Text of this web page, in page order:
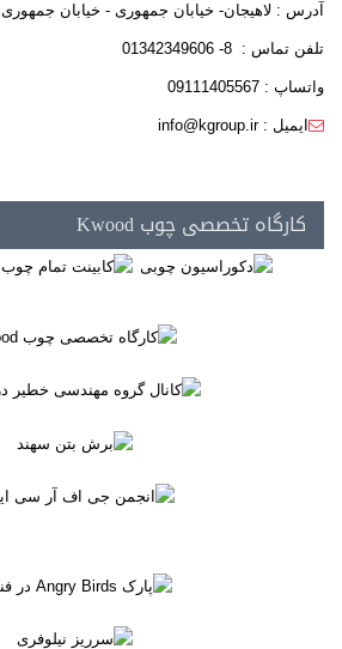
آدرس : لاهیجان- خیابان جمهوری - خیابان جمهوری 14 - ساختمان فافا
تلفن تماس : 8- 01342349606
واتساپ : 09111405567
ایمیل : info@kgroup.ir
کارگاه تخصصی چوب Kwood